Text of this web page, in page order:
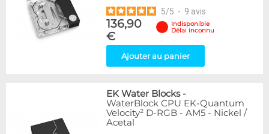
5/5 - 9 avis
136,90
€
Indisponible
Délai inconnu
Ajouter au panier
EK Water Blocks-
WaterBlock CPU EK-Quantum
Velocity² D-RGB - AM5 - Nickel /
Acetal